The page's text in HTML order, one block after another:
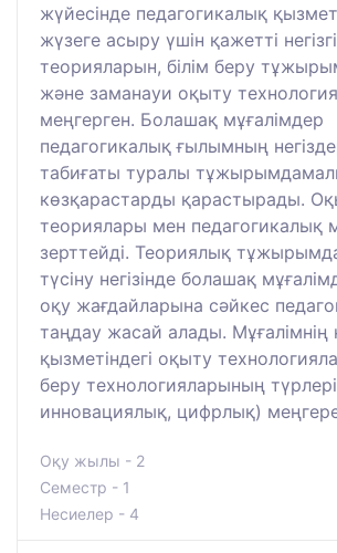
жүйесінде педагогикалық
жүзеге асыру үшін қажетті
теорияларын, білім беру
және заманауи оқыту
меңгерген. Болашақ мұғалімдер
педагогикалық ғылымның
табиғаты туралы
көзқарастарды қарастырады.
теориялары мен педагогикалық
зерттейді. Теориялық
түсіну негізінде болашақ
оқу жағдайларына сәйкес
таңдау жасай алады. Мұғалімнің
қызметіндегі оқыту
беру технологияларының
инновациялық, цифрлық)
Оқу жылы - 2
Семестр - 1
Несиелер - 4